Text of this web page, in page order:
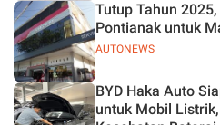
AUTONEWS
Tutup Tahun
Pontianak untuk
BYD Haka Auto
untuk Mobil